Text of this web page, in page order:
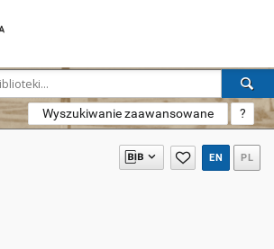
Wyszukiwanie zaawansowane ?
EN PL